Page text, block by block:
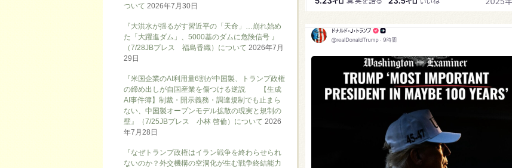
ついて 2026年7月30日
『大洪水が揺るがす習近平の「天命」…崩れ始め
た「大躍進ダム」、5000基のダムに危険信号 』
（7/28JBプレス 福島香織）について 2026年7月
29日
『米国企業のAI利用量6割が中国製、トランプ政権
の締め出しが自国産業を傷つける逆説 【生成
AI事件簿】制裁・開示義務・調達規制でも止まら
ない、中国製オープンモデル拡散の現実と規制の
壁』（7/25JBプレス 小林 啓倫）について 2026
年7月28日
『なぜトランプ政権はイラン戦争を終わらせられ
ないのか？外交機構の空洞化が生む戦争終結能力